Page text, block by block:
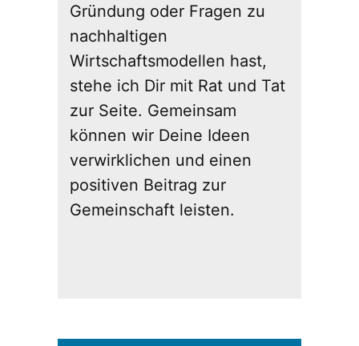
Gründung oder Fragen zu
nachhaltigen
Wirtschaftsmodellen hast,
stehe ich Dir mit Rat und Tat
zur Seite. Gemeinsam
können wir Deine Ideen
verwirklichen und einen
positiven Beitrag zur
Gemeinschaft leisten.